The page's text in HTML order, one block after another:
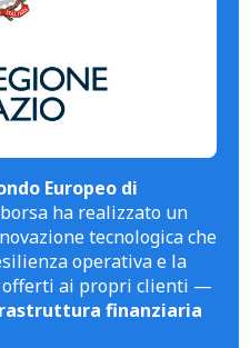
Europeo di
ha realizzato un
tecnologica che
operativa e la
ai propri clienti —
finanziaria